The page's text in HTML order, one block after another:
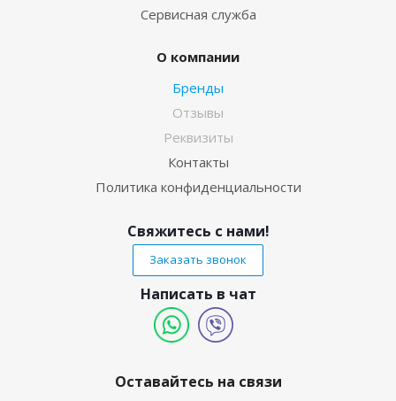
Сервисная служба
О компании
Бренды
Отзывы
Реквизиты
Контакты
Политика конфиденциальности
Свяжитесь с нами!
Заказать звонок
Написать в чат
Оставайтесь на связи